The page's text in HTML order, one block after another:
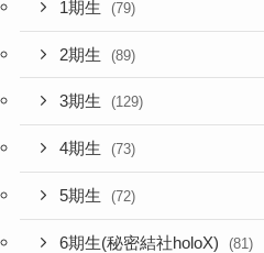
1期生 (79)
2期生 (89)
3期生 (129)
4期生 (73)
5期生 (72)
6期生(秘密結社holoX) (81)